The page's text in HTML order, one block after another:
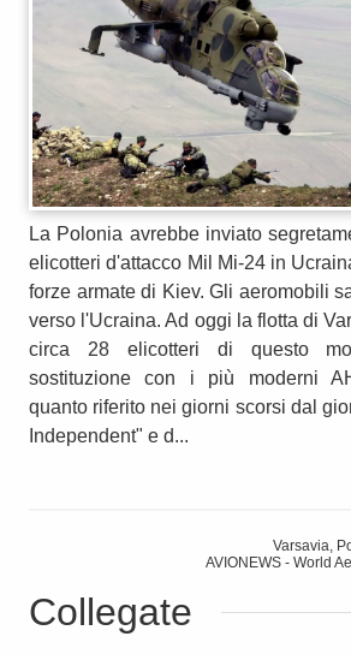
La Polonia avrebbe inviato
elicotteri d'attacco Mil Mi-24 in
forze armate di Kiev. Gli aeromobili
verso l'Ucraina. Ad oggi la flotta di
circa 28 elicotteri di questo
sostituzione con i più moderni
quanto riferito nei giorni scorsi dal
Independent" e d...
Varsavia,
AVIONEWS - World
Collegate